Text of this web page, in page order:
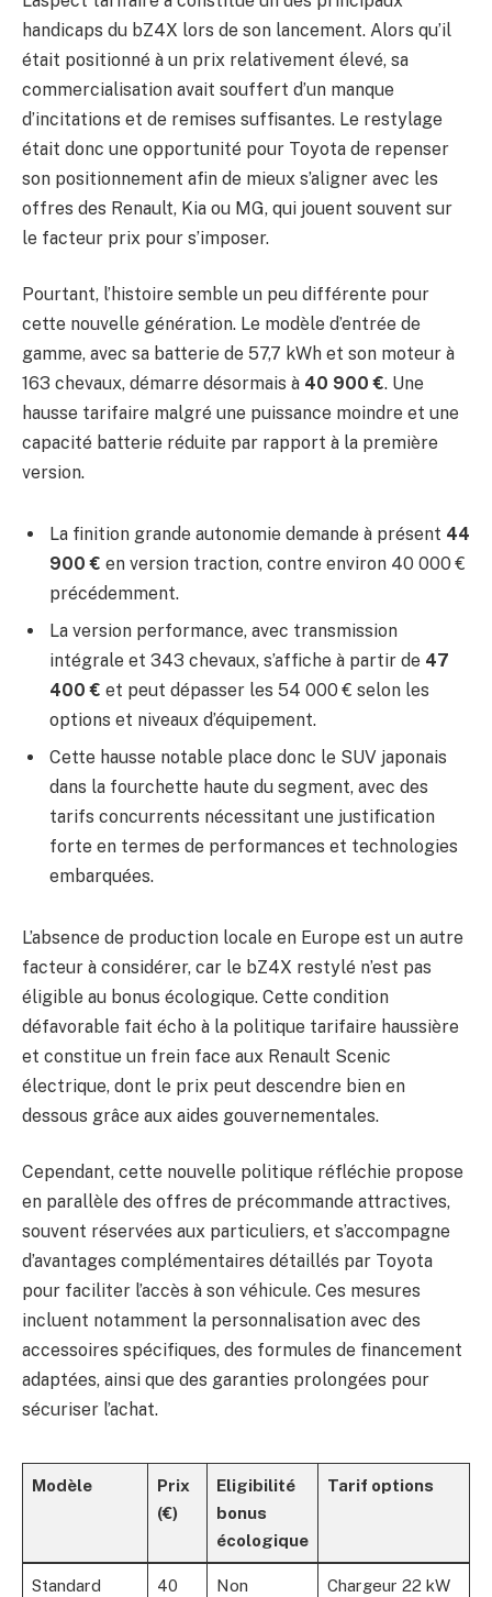
handicaps du bZ4X lors de son lancement. Alors qu’il
était positionné à un prix relativement élevé, sa
commercialisation avait souffert d’un manque
d’incitations et de remises suffisantes. Le restylage
était donc une opportunité pour Toyota de repenser
son positionnement afin de mieux s’aligner avec les
offres des Renault, Kia ou MG, qui jouent souvent sur
le facteur prix pour s’imposer.
Pourtant, l’histoire semble un peu différente pour
cette nouvelle génération. Le modèle d’entrée de
gamme, avec sa batterie de 57,7 kWh et son moteur à
163 chevaux, démarre désormais à 40 900 €. Une
hausse tarifaire malgré une puissance moindre et une
capacité batterie réduite par rapport à la première
version.
La finition grande autonomie demande à présent 44
900 € en version traction, contre environ 40 000 €
précédemment.
La version performance, avec transmission
intégrale et 343 chevaux, s’affiche à partir de 47
400 € et peut dépasser les 54 000 € selon les
options et niveaux d’équipement.
Cette hausse notable place donc le SUV japonais
dans la fourchette haute du segment, avec des
tarifs concurrents nécessitant une justification
forte en termes de performances et technologies
embarquées.
L’absence de production locale en Europe est un autre
facteur à considérer, car le bZ4X restylé n’est pas
éligible au bonus écologique. Cette condition
défavorable fait écho à la politique tarifaire haussière
et constitue un frein face aux Renault Scenic
électrique, dont le prix peut descendre bien en
dessous grâce aux aides gouvernementales.
Cependant, cette nouvelle politique réfléchie propose
en parallèle des offres de précommande attractives,
souvent réservées aux particuliers, et s’accompagne
d’avantages complémentaires détaillés par Toyota
pour faciliter l’accès à son véhicule. Ces mesures
incluent notamment la personnalisation avec des
accessoires spécifiques, des formules de financement
adaptées, ainsi que des garanties prolongées pour
sécuriser l’achat.
Modèle
Prix
(€)
Eligibilité
bonus
écologique
Tarif options
Standard
40
Non
Chargeur 22 kW